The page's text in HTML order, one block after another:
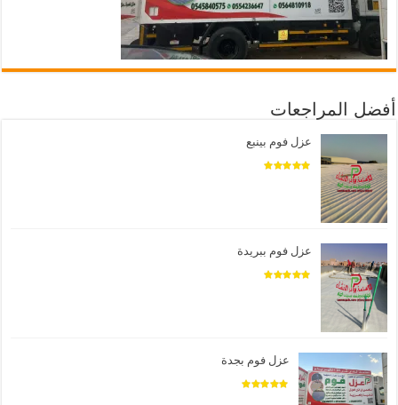
أفضل المراجعات
عزل فوم بينبع
عزل فوم ببريدة
عزل فوم بجدة